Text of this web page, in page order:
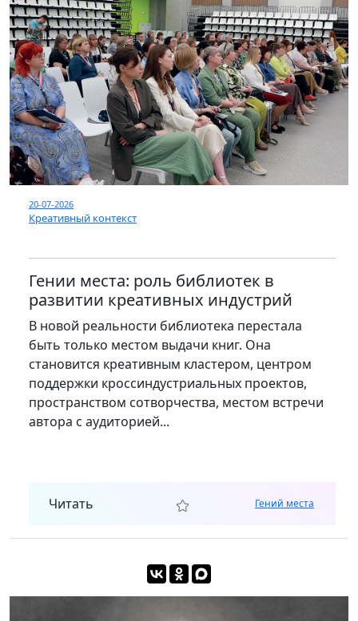
20-07-2026
Креативный контекст
Гении места: роль библиотек в
развитии креативных индустрий
В новой реальности библиотека перестала
быть только местом выдачи книг. Она
становится креативным кластером, центром
поддержки кроссиндустриальных проектов,
пространством сотворчества, местом встречи
автора с аудиторией...
Читать Гений места